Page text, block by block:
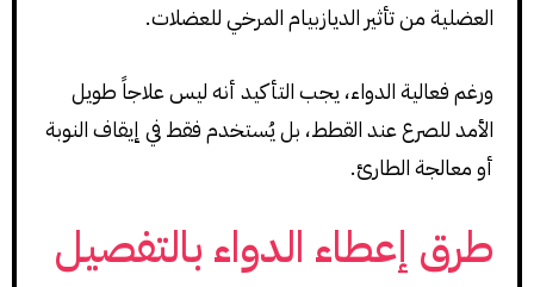
العضلية من تأثير الديازبيام المرخي للعضلات.
ورغم فعالية الدواء، يجب التأكيد أنه ليس علاجاً طويل
الأمد للصرع عند القطط، بل يُستخدم فقط في إيقاف النوبة
أو معالجة الطارئ.
طرق إعطاء الدواء بالتفصيل